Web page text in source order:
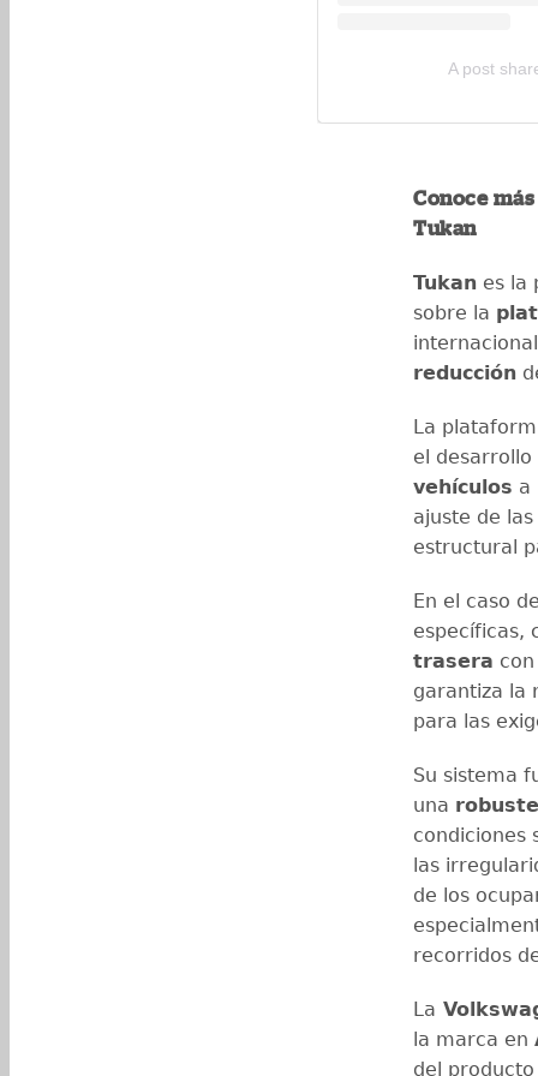
A post
Conoce
Tukan
Tukan es la
sobre la
reducción
La
el
vehículos a
ajuste de
estructural
En el caso
específicas,
trasera
garantiza la
para las
Su sistema
una
condiciones
las
de los
recorridos
La
la marca en
del